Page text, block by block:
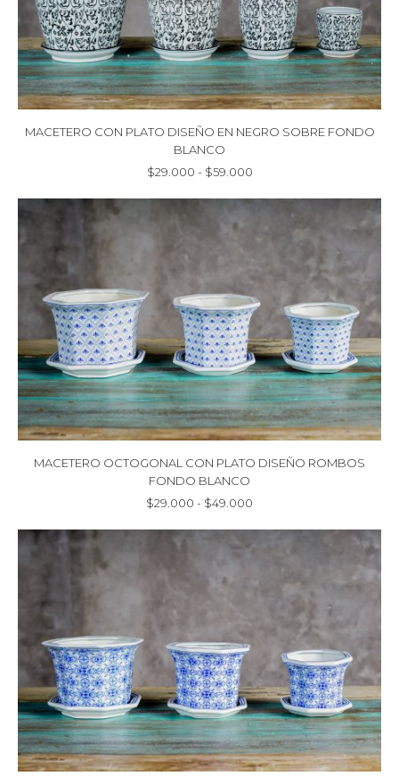
MACETERO CON PLATO DISEÑO EN NEGRO SOBRE FONDO
BLANCO
$29.000 - $59.000Rango
$29.000
hasta
$59.000
MACETERO OCTOGONAL CON PLATO DISEÑO ROMBOS
FONDO BLANCO
$29.000 - $49.000
precios:
desde
hasta